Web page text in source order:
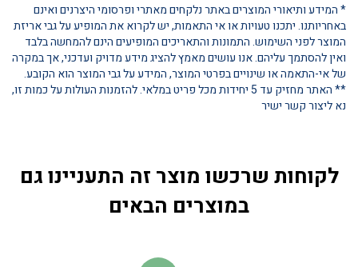
* המידע ותיאורי המוצרים באתר נלקחים מאתרי ופרסומי היצרנים ואינם
באחריותנו. יתכנו טעויות או אי התאמות, יש לקרוא את המופיע על גבי אריזת
המוצר לפני השימוש. התמונות והתאריכים המופיעים הינם להמחשה בלבד
ואין להסתמך עליהם. אנו עושים מאמץ להציג מידע מדויק ועדכני, אך במקרה
של אי-התאמה או שינויים בפרטי המוצר, המידע על גבי המוצר הוא הקובע.
** האתר מחזיק עד 5 יחידות מכל פריט במלאי. להזמנות העולות על כמות זו,
נא ליצור קשר ישיר
לקוחות שרכשו מוצר זה התעניינו גם
במוצרים הבאים